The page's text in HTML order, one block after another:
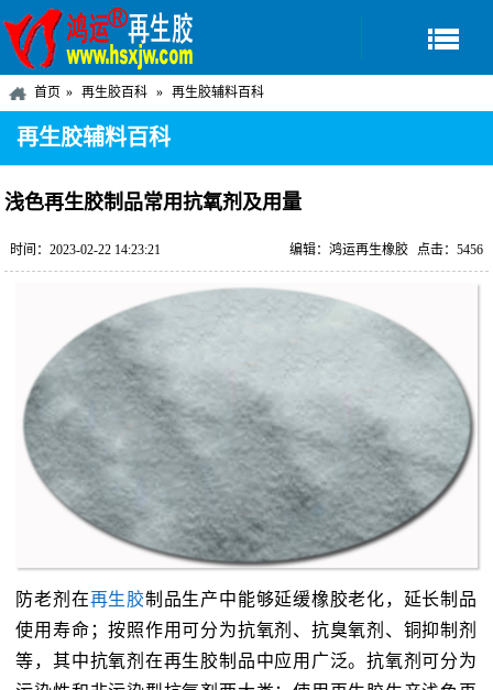
首页 再生胶百科 再生胶辅料百科
再生胶辅料百科
浅色再生胶制品常用抗氧剂及用量
时间：2023-02-22 14:23:21 点击：5456
编辑：鸿运再生橡胶
防老剂在再生胶制品生产中能够延缓橡胶老化，延长制品
使用寿命；按照作用可分为抗氧剂、抗臭氧剂、铜抑制剂
等，其中抗氧剂在再生胶制品中应用广泛。抗氧剂可分为